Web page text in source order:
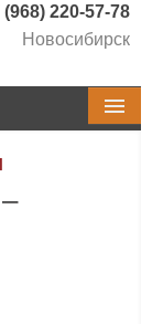
(968) 220-57-78
Новосибирск
Спросить
Заказать